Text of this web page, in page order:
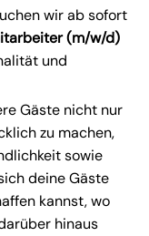
wir ab sofort
(m/w/d)
und
Gäste nicht nur
zu machen,
sowie
deine Gäste
kannst, wo
hinaus